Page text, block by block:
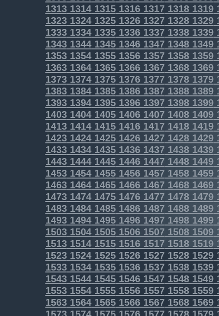
1313131413151316131713181319
1323132413251326132713281329
1333133413351336133713381339
1343134413451346134713481349
1353135413551356135713581359
1363136413651366136713681369
1373137413751376137713781379
1383138413851386138713881389
1393139413951396139713981399
14031404140514061407 14081409
14131414141514161417 14181419
1423142414251426142714281429
14331434143514361437 14381439
14431444144514461447 14481449
14531454145514561457 14581459
14631464146514661467 14681469
14731474147514761477 14781479
14831484148514861487 14881489
14931494149514961497 14981499
15031504150515061507 15081509
15131514151515161517 15181519
1523152415251526152715281529
1533153415351536153715381539
1543154415451546154715481549
1553155415551556155715581559
1563156415651566156715681569